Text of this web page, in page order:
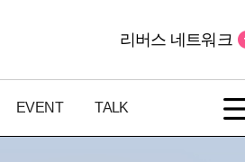
EVENT TALK
리버스 네트워크